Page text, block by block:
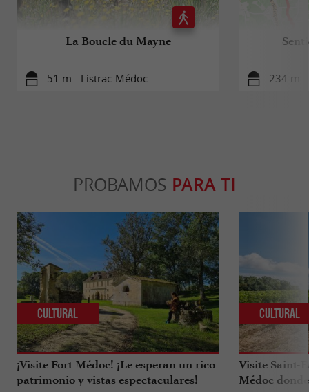
La Boucle du Mayne
51 m - Listrac-Médoc 234 m -
PROBAMOS PARA TI
¡Visite Fort Médoc! ¡Le esperan un rico
patrimonio y vistas espectaculares!
Cultural
Visite Saint-
Médoc
Cultural